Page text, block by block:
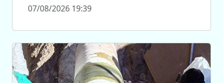
07/08/2026 19:39